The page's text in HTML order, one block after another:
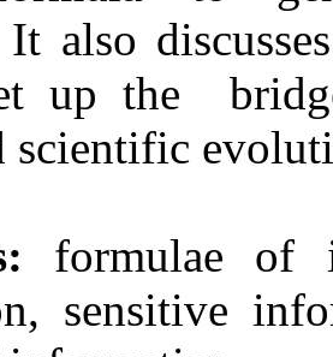
also
up the
scientific
formulae of
sensitive